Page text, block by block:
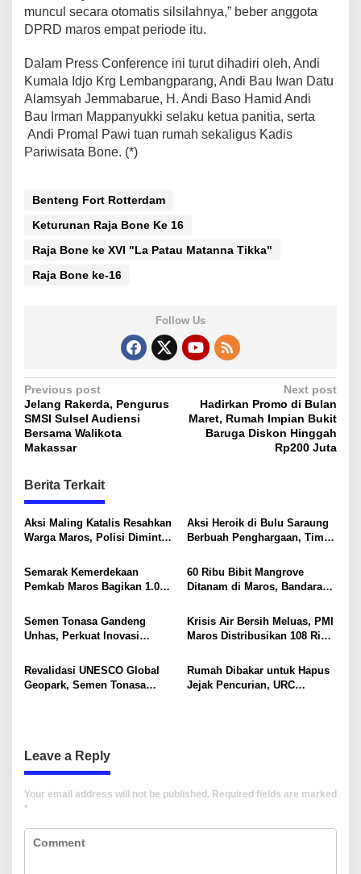
muncul secara otomatis silsilahnya,” beber anggota
DPRD maros empat periode itu.
Dalam Press Conference ini turut dihadiri oleh, Andi
Kumala Idjo Krg Lembangparang, Andi Bau Iwan Datu
Alamsyah Jemmabarue, H. Andi Baso Hamid Andi
Bau Irman Mappanyukki selaku ketua panitia, serta
Andi Promal Pawi tuan rumah sekaligus Kadis
Pariwisata Bone. (*)
Benteng Fort Rotterdam
Keturunan Raja Bone Ke 16
Raja Bone ke XVI "La Patau Matanna Tikka"
Raja Bone ke-16
Follow Us
P
o
s
n
a
v
g
a
t
i
o
n
Previous post
Jelang Rakerda, Pengurus
SMSI Sulsel Audiensi
Bersama Walikota
Makassar
Next post
Hadirkan Promo di Bulan
Maret, Rumah Impian Bukit
Baruga Diskon Hinggah
Rp200 Juta
Berita Terkait
Aksi Maling Katalis Resahkan
Warga Maros, Polisi Diminta
Aksi Heroik di Bulu Saraung
Berbuah Penghargaan, Tim
Diapresiasi Basarnas
Semarak Kemerdekaan
Pemkab Maros Bagikan 1.000
Warga
60 Ribu Bibit Mangrove
Ditanam di Maros, Bandara
Konservasi Pesisir
Semen Tonasa Gandeng
Unhas, Perkuat Inovasi
Berkelanjutan
Krisis Air Bersih Meluas, PMI
Maros Distribusikan 108 Ribu
Revalidasi UNESCO Global
Geopark, Semen Tonasa
Rumah Dibakar untuk Hapus
Jejak Pencurian, URC
Leave a Reply
Your email address will not be published. Required fields are marked
*